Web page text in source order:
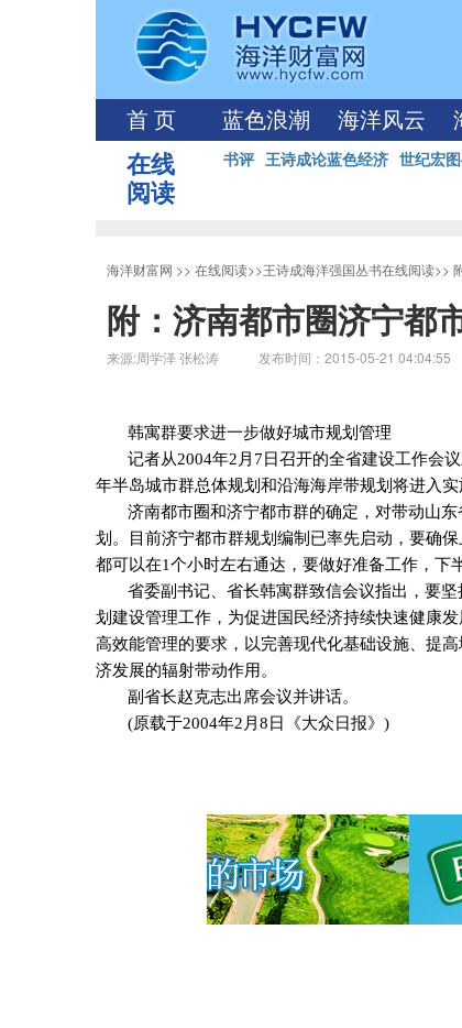
首 页 蓝色浪潮 海洋风云
在线
阅读
书评 王诗成论蓝色经济 世纪宏
海洋财富网 >> 在线阅读>>王诗成海洋强国丛书在线阅读>>
附：济南都市圈济宁都
来源:周学泽 张松涛 发布时间：2015-05-21 04:04:55
韩寓群要求进一步做好城市规划管理
记者从2004年2 月 7 日召开的全省建设工作会
年半岛城市群总体规划和沿海海岸带规划将进入
济南都市圈和济宁都市群的确定，对带动山
划。目前济宁都市群规划编制已率先启动，要确
都可以在1个小时左右通达，要做好准备工作，下
省委副书记、省长韩寓群致信会议指出，要
划建设管理工作，为促进国民经济持续快速健康
高效能管理的要求，以完善现代化基础设施、提
济发展的辐射带动作用。
副省长赵克志出席会议并讲话。
(原载于2004年2 月8 日《大众日报》)